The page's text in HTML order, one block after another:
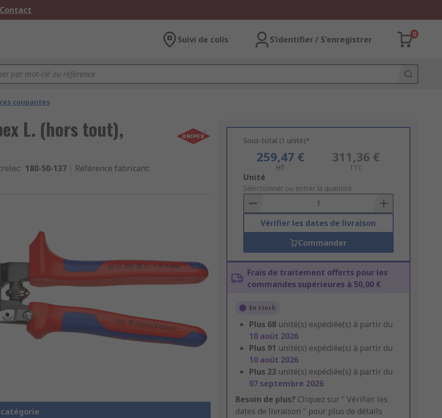
Suivi de colis S’identifier / S'enregistrer
0
coupantes
L. (hors tout),
: 180-50-137 Référence fabricant:
Sous-total (1 unité)*
259,47 €
HT
311,36 €
TTC
Add
to
Basket
Unité
Sélectionner ou entrer la quantité
Vérifier les dates de livraison
Commander
Frais de traitement offerts pour les
commandes supérieures à 50,00 €
En stock
Plus 68 unité(s) expédiée(s) à partir du
10 août 2026
Plus 91 unité(s) expédiée(s) à partir du
10 août 2026
Plus 23 unité(s) expédiée(s) à partir du
07 septembre 2026
Besoin de plus? Cliquez sur " Vérifier les
dates de livraison " pour plus de détails